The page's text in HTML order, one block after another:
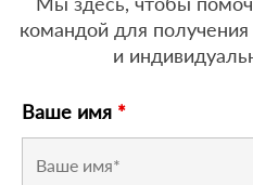
командой для
и
Ваше имя *